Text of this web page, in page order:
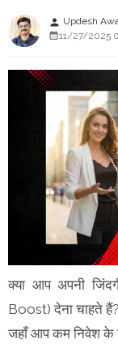
person Updesh
11/27/2025
क्या आप अपनी
Boost) देना चाहते हैं?
जहाँ आप कम निवेश के